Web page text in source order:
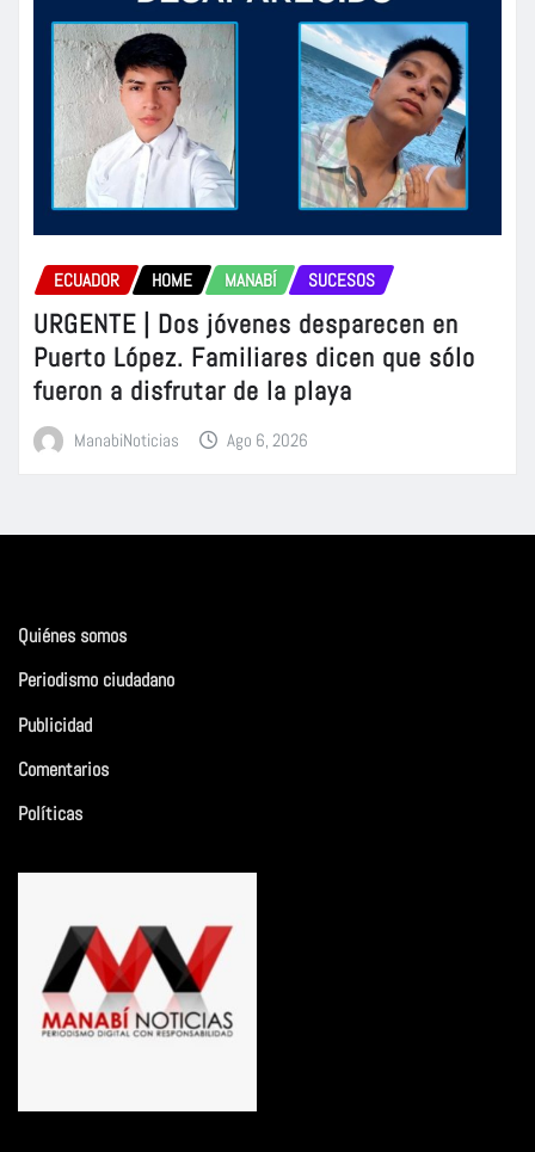
ECUADOR HOME MANABÍ SUCESOS
URGENTE | Dos jóvenes desparecen en
Puerto López. Familiares dicen que sólo
fueron a disfrutar de la playa
ManabiNoticias Ago 6, 2026
Quiénes somos
Periodismo ciudadano
Publicidad
Comentarios
Políticas